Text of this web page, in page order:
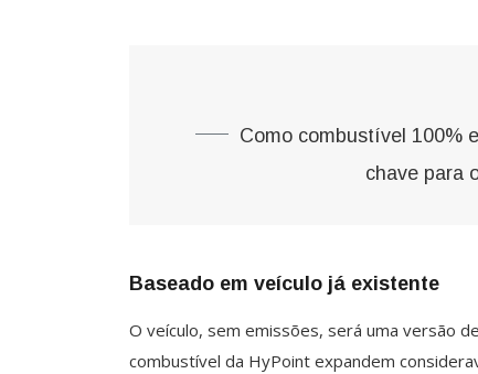
Como combustível 100%
chave para
Baseado em veículo já existente
O veículo, sem emissões, será uma versão
combustível da HyPoint expandem